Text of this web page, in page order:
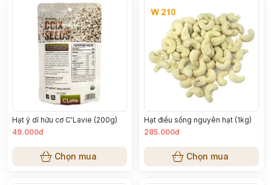
Hạt ý dĩ hữu cơ C'Lavie (200g)
49.000đ
Chọn mua
Hạt điều sống nguyên hạt (1kg)
285.000đ
Chọn mua